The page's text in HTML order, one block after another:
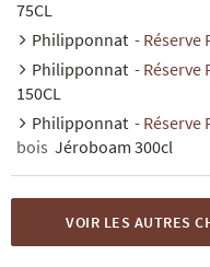
75CL
Philipponnat - Réserve
Philipponnat - Réserve
150CL
Philipponnat - Réserve
bois Jéroboam 300cl
VOIR LES AUTRES